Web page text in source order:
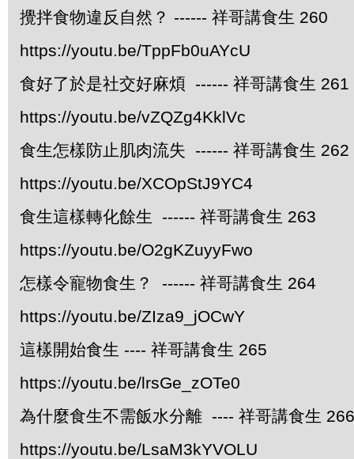
攪拌食物違反自然？ ------ 祥哥講食生 260
https://youtu.be/TppFb0uAYcU
食好了於是社交好麻煩 ------ 祥哥講食生 261
https://youtu.be/vZQZg4KklVc
食生怎樣防止肌肉流失 ------ 祥哥講食生 262
https://youtu.be/XCOpStJ9YC4
食生這樣轉化餘生 ------ 祥哥講食生 263
https://youtu.be/O2gKZuyyFwo
怎樣令寵物食生？ ------ 祥哥講食生 264
https://youtu.be/ZIza9_jOCwY
這樣開始食生 ---- 祥哥講食生 265
https://youtu.be/lrsGe_zOTe0
為什麼食生不需飯水分離 ---- 祥哥講食生 266
https://youtu.be/LsaM3kYVOLU